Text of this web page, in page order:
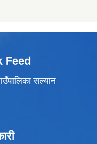
Feed
सल्यान